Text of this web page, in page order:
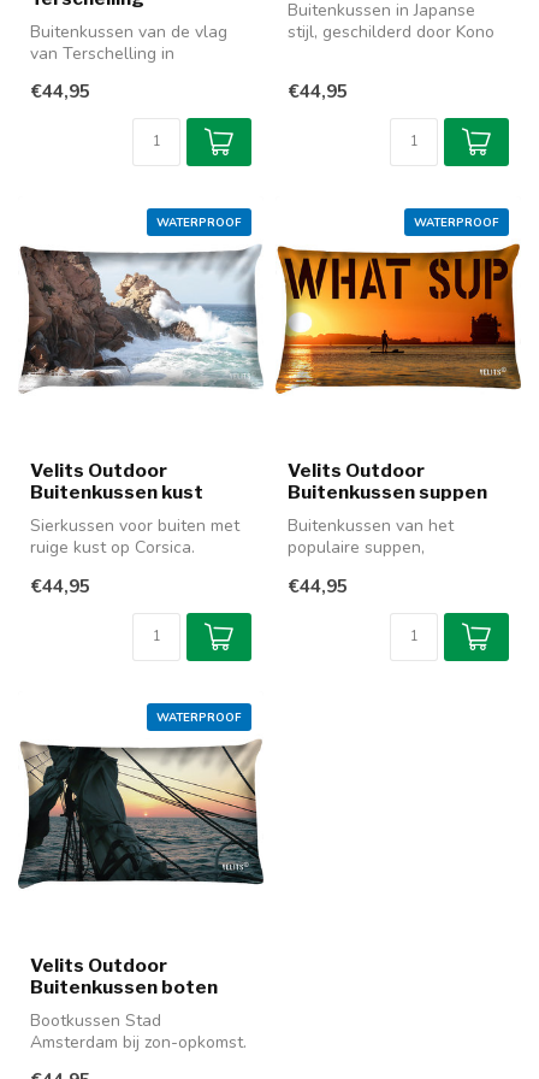
Buitenkussen van de vlag
van Terschelling in
kleurechte outdo...
€44,95
Buitenkussen in Japanse
stijl, geschilderd door Kono
€44,95
WATERPROOF
Velits Outdoor
Buitenkussen kust
Sierkussen voor buiten met
ruige kust op Corsica.
waterafstotende st...
€44,95
WATERPROOF
Velits Outdoor
Buitenkussen suppen
Buitenkussen van het
populaire suppen,
niet. Zorgt voo...
€44,95
WATERPROOF
Velits Outdoor
Buitenkussen boten
Bootkussen Stad
Amsterdam bij zon-opkomst.